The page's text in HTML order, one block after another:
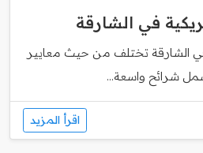
في الشارقة
الشارقة تختلف من حيث معايير
شرائح واسعة...
اقرأ المزيد